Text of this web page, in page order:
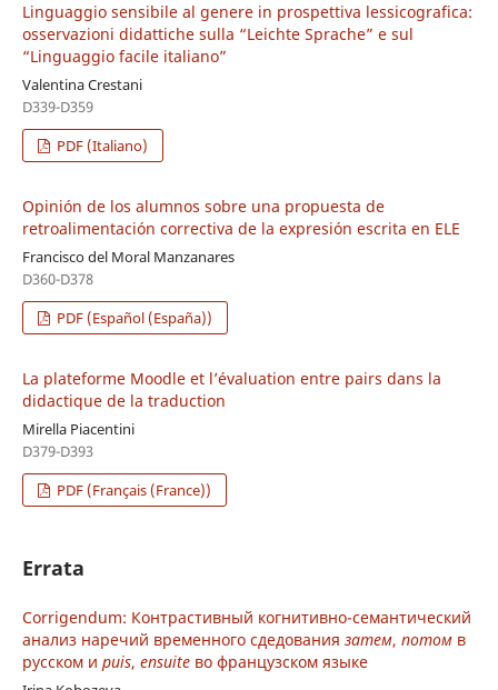
Linguaggio sensibile al genere in prospettiva lessicografica:
osservazioni didattiche sulla “Leichte Sprache” e sul
“Linguaggio facile italiano”
Valentina Crestani
D339-D359
PDF (Italiano)
Opinión de los alumnos sobre una propuesta de
retroalimentación correctiva de la expresión escrita en ELE
Francisco del Moral Manzanares
D360-D378
PDF (Español (España))
La plateforme Moodle et l’évaluation entre pairs dans la
didactique de la traduction
Mirella Piacentini
D379-D393
PDF (Français (France))
Errata
Corrigendum: Контрастивный когнитивно-семантический
анализ наречий временного сдедования затем, потомв
русском и puis, ensuiteво французском языке